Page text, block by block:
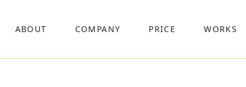
ABOUT COMPANY PRICE WORKS